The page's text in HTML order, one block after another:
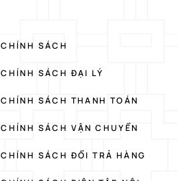
CHÍNH SÁCH
CHÍNH SÁCH ĐẠI LÝ
CHÍNH SÁCH THANH TOÁN
CHÍNH SÁCH VẬN CHUYỂN
CHÍNH SÁCH ĐỔI TRẢ HÀNG